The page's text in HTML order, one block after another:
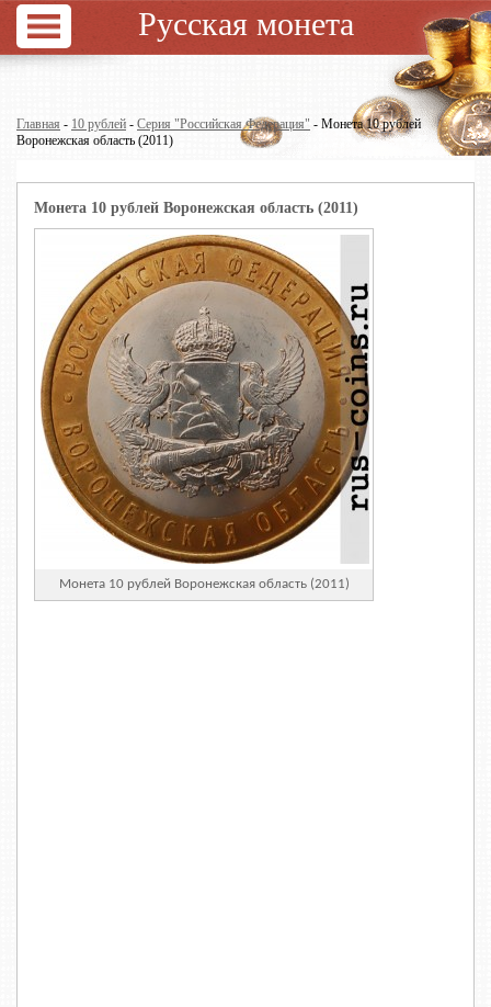
Русская монета
Главная - 10 рублей - Серия "Российская Федерация" - Монета 10 рублей
Воронежская область (2011)
Монета 10 рублей Воронежская область (2011)
Монета 10 рублей Воронежская область (2011)